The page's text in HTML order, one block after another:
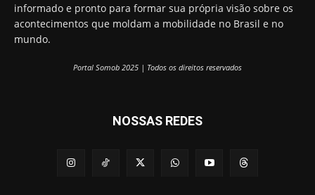
informado e pronto para formar sua própria visão sobre os
acontecimentos que moldam a mobilidade no Brasil e no
mundo.
Portal Somob 2025 | Todos os direitos reservados
NOSSAS REDES